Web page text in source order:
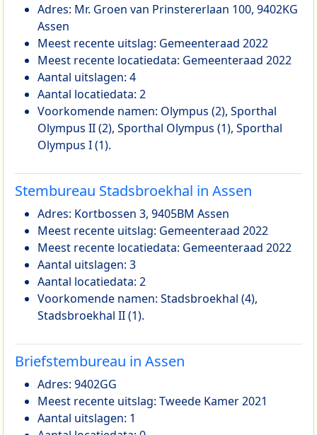
Adres: Mr. Groen van Prinstererlaan 100, 9402KG
Assen
Meest recente uitslag: Gemeenteraad 2022
Meest recente locatiedata: Gemeenteraad 2022
Aantal uitslagen: 4
Aantal locatiedata: 2
Voorkomende namen: Olympus (2), Sporthal
Olympus II (2), Sporthal Olympus (1), Sporthal
Olympus I (1).
Stembureau Stadsbroekhal in Assen
Adres: Kortbossen 3, 9405BM Assen
Meest recente uitslag: Gemeenteraad 2022
Meest recente locatiedata: Gemeenteraad 2022
Aantal uitslagen: 3
Aantal locatiedata: 2
Voorkomende namen: Stadsbroekhal (4),
Stadsbroekhal II (1).
Briefstembureau in Assen
Adres: 9402GG
Meest recente uitslag: Tweede Kamer 2021
Aantal uitslagen: 1